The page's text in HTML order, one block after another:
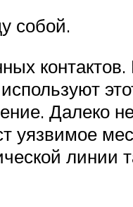
собой.
Далеко
уязвимое
линии